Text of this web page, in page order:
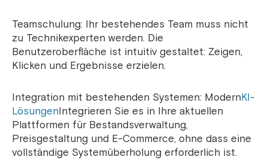
Teamschulung: Ihr bestehendes Team muss nicht
zu Technikexperten werden. Die
Benutzeroberfläche ist intuitiv gestaltet: Zeigen,
Klicken und Ergebnisse erzielen.
Integration mit bestehenden Systemen: ModernKI-
LösungenIntegrieren Sie es in Ihre aktuellen
Plattformen für Bestandsverwaltung,
Preisgestaltung und E-Commerce, ohne dass eine
vollständige Systemüberholung erforderlich ist.